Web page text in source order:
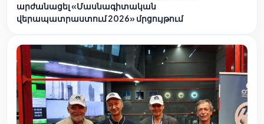
արժանացել «Մասնագիտական
վերապատրաստում 2026» մրցույթում